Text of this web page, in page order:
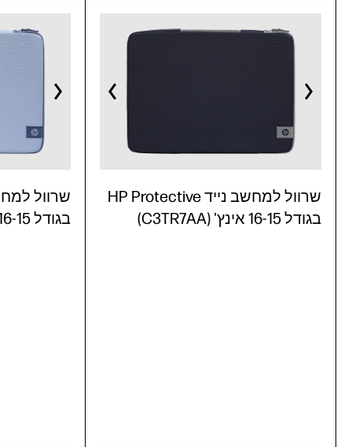
בגודל 16-15 אינץ' (C3TR6AA)
שרוול למחשב נייד HP Protective
בגודל 16-15 אינץ' (C3TR7AA)